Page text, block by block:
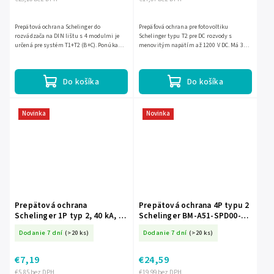
Do košíka
Prepätová ochrana Schelinger do
rozvádzača na DIN lištu s 4 modulmi je
určená pre systém T1+T2 (B+C). Ponúka
Do košíka
Prepäťová ochrana pre fotovoltiku
Schelinger typu T2 pre DC rozvody s
menovitým napätím až 1200 V DC. Má 3
Novinka
Prepätová ochrana
Schelinger 1P typ 2, 40 kA, na
Dodanie 7 dní (>20 ks)
€7,19
Novinka
Prepätová ochrana 4P typu 2
Schelinger BM-A51-SPD00-
Dodanie 7 dní (>20 ks)
€24,59